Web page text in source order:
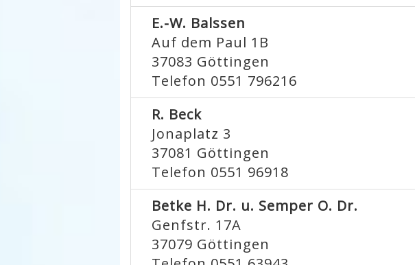
E.-W. Balssen
Auf dem Paul 1B
37083 Göttingen
Telefon 0551 796216
R. Beck
Jonaplatz 3
37081 Göttingen
Telefon 0551 96918
Betke H. Dr. u. Semper O. Dr.
Genfstr. 17A
37079 Göttingen